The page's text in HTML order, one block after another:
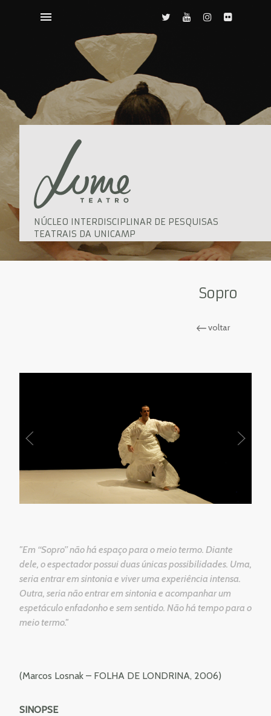
NÚCLEO INTERDISCIPLINAR DE PESQUISAS
TEATRAIS DA UNICAMP
Sopro
voltar
"Em ‘‘Sopro’’ não há espaço para o meio termo. Diante
dele, o espectador possui duas únicas possibilidades. Uma,
seria entrar em sintonia e viver uma experiência intensa.
Outra, seria não entrar em sintonia e acompanhar um
espetáculo enfadonho e sem sentido. Não há tempo para o
meio termo."
(Marcos Losnak – FOLHA DE LONDRINA, 2006)
SINOPSE